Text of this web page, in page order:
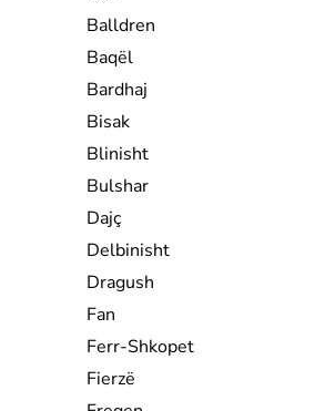
Balldren
Baqël
Bardhaj
Bisak
Blinisht
Bulshar
Dajç
Delbinisht
Dragush
Fan
Ferr-Shkopet
Fierzë